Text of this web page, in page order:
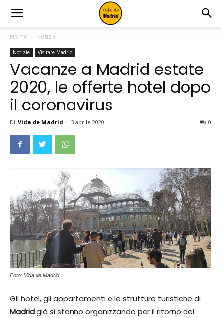
Home Notizie
Notizie Visitare Madrid
Vacanze a Madrid estate
2020, le offerte hotel dopo
il coronavirus
Di Vida de Madrid - 3 aprile 2020 0
Foto: Vida de Madrid
Gli hotel, gli appartamenti e le strutture turistiche di
Madridgià si stanno organizzando per il ritorno del